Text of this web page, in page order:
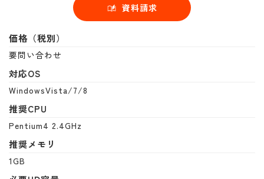
資料請求
価格（税別）
要問い合わせ
対応OS
WindowsVista/7/8
推奨CPU
Pentium4 2.4GHz
推奨メモリ
1GB